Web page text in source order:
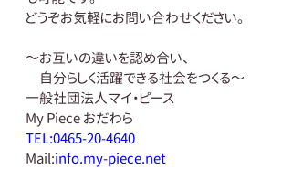
どうぞお気軽にお問い合わせください。
～お互いの違いを認め合い、
自分らしく活躍できる社会をつくる～
一般社団法人マイ・ピース
My Piece おだわら
TEL:0465-20-4640
Mail:info.my-piece.net